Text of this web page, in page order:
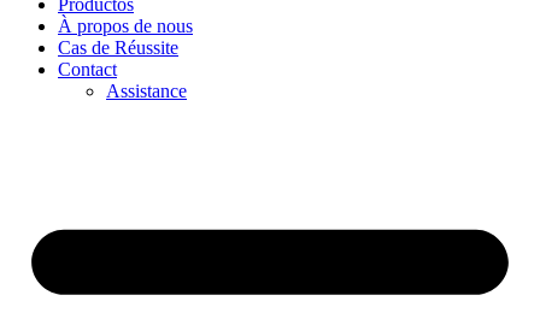
Productos
À propos de nous
Cas de Réussite
Contact
Assistance